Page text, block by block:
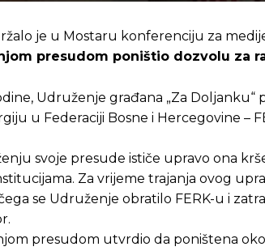
je u Mostaru konferenciju za
presudom poništio dozvolu za
Udruženje građana „Za
u Federaciji Bosne i Hercegovine –
svoje presude ističe upravo ona
Za vrijeme trajanja ovog
se Udruženje obratilo FERK-u i
presudom utvrdio da poništena